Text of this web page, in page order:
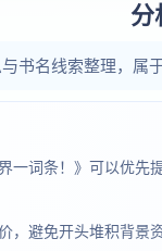
分
书名线索整理，属
一词条！》可以优先
避免开头堆积背景